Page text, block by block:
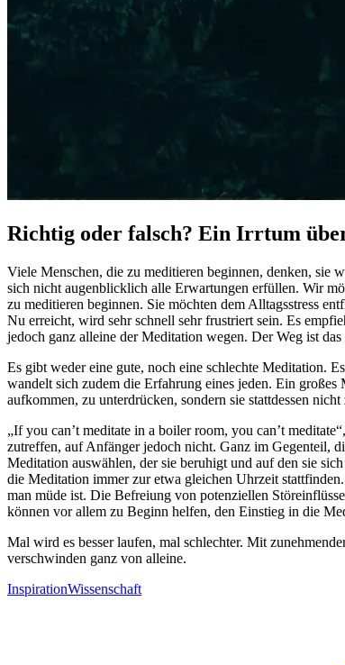
Richtig oder falsch? Ein Irrtum
Viele Menschen, die zu meditieren beginnen, denken, sie
sich nicht augenblicklich alle Erwartungen erfüllen. Wir
zu meditieren beginnen. Sie möchten dem Alltagsstress
Nu erreicht, wird sehr schnell sehr frustriert sein. Es
jedoch ganz alleine der Meditation wegen. Der Weg ist
Es gibt weder eine gute, noch eine schlechte Meditation.
wandelt sich zudem die Erfahrung eines jeden. Ein großes
aufkommen, zu unterdrücken, sondern sie stattdessen
„If you can’t meditate in a boiler room, you can’t
zutreffen, auf Anfänger jedoch nicht. Ganz im Gegenteil,
Meditation auswählen, der sie beruhigt und auf den sie
die Meditation immer zur etwa gleichen Uhrzeit
man müde ist. Die Befreiung von potenziellen
können vor allem zu Beginn helfen, den Einstieg in die
Mal wird es besser laufen, mal schlechter. Mit
verschwinden ganz von alleine.
InspirationWissenschaft